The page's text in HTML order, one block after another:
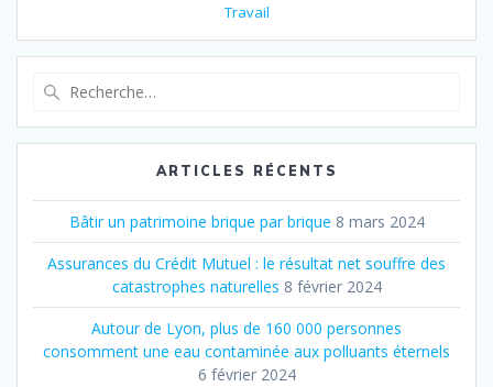
Travail
:
ARTICLES RÉCENTS
Bâtir un patrimoine brique par brique 8 mars 2024
Assurances du Crédit Mutuel : le résultat net souffre des
catastrophes naturelles 8 février 2024
Autour de Lyon, plus de 160 000 personnes
consomment une eau contaminée aux polluants éternels
6 février 2024